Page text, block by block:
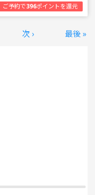
ご予約で396ポイントを還元
次 › 最後 »